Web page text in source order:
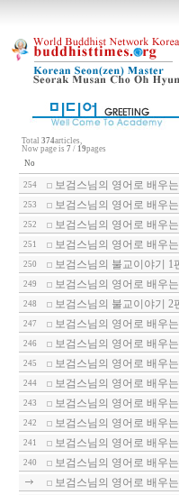
Total 374articles,
Now page is 7/ 19pages
No
254 보검스님의 영어로 배우
253 보검스님의 영어로 배우
252 보검스님의 영어로 배우
251 보검스님의 영어로 배우
250 보검스님의 불교이야기 1
249 보검스님의 영어로 배우
248 보검스님의 불교이야기 2
247 보검스님의 영어로 배우
246 보검스님의 영어로 배우
245 보검스님의 영어로 배우
244 보검스님의 영어로 배우
243 보검스님의 영어로 배우
242 보검스님의 영어로 배우
241 보검스님의 영어로 배우
240
보검스님의 영어로 배우
보검스님의 영어로 배우